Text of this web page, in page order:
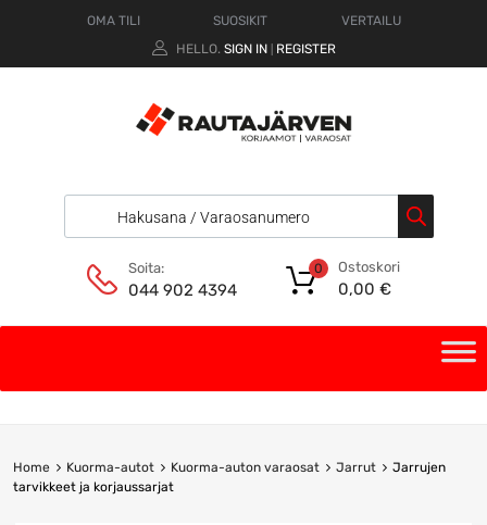
OMA TILI SUOSIKIT
VERTAILU
HELLO. SIGN IN REGISTER
Soita:
044 902 4394
Ostoskori
0,00 €
0
Home Kuorma-autot Kuorma-auton varaosat Jarrut
Jarrujen
tarvikkeet ja korjaussarjat